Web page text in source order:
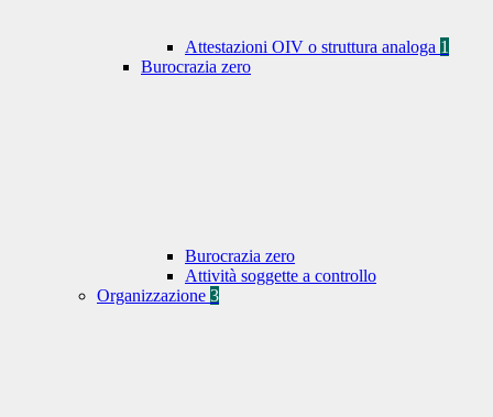
Attestazioni OIV o struttura analoga 1
Burocrazia zero
Burocrazia zero
Attività soggette a controllo
Organizzazione 3